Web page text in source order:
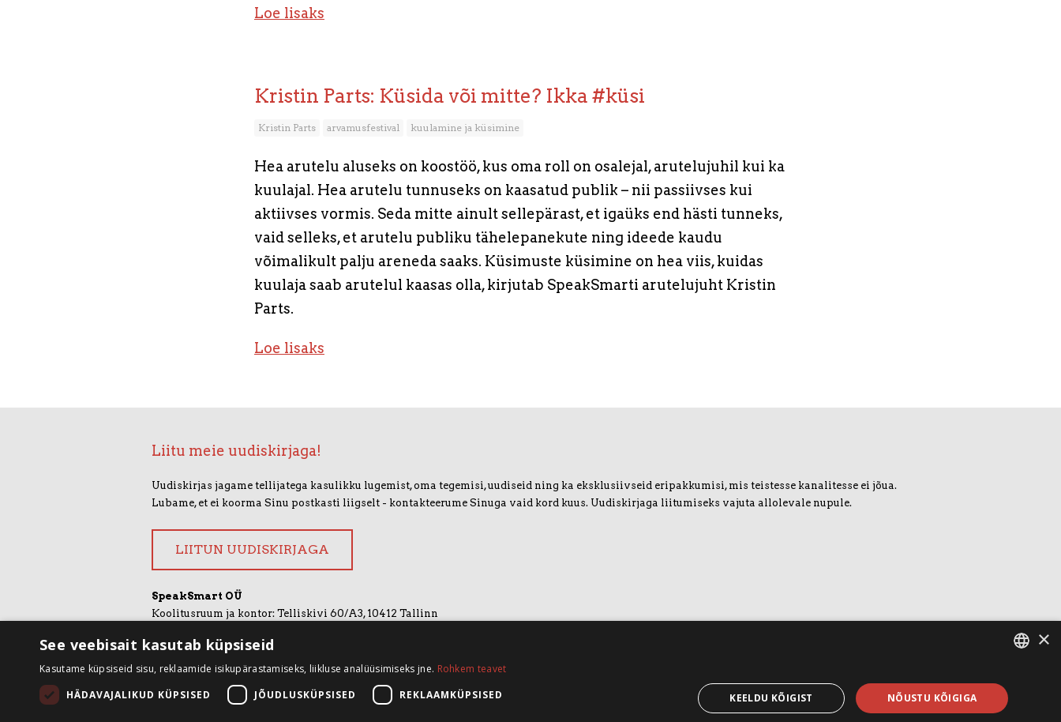
Loe lisaks
Kristin Parts: Küsida või mitte? Ikka #küsi
Kristin Parts arvamusfestival kuulamine ja küsimine
Hea arutelu aluseks on koostöö, kus oma roll on osalejal, arutelujuhil kui ka
kuulajal. Hea arutelu tunnuseks on kaasatud publik – nii passiivses kui
aktiivses vormis. Seda mitte ainult sellepärast, et igaüks end hästi tunneks,
vaid selleks, et arutelu publiku tähelepanekute ning ideede kaudu
võimalikult palju areneda saaks. Küsimuste küsimine on hea viis, kuidas
kuulaja saab arutelul kaasas olla, kirjutab SpeakSmarti arutelujuht Kristin
Parts.
Loe lisaks
Liitu meie uudiskirjaga!
Uudiskirjas jagame tellijatega kasulikku lugemist, oma tegemisi, uudiseid ning ka eksklusiivseid eripakkumisi, mis teistesse kanalitesse ei jõua.
Lubame, et ei koorma Sinu postkasti liigselt - kontakteerume Sinuga vaid kord kuus. Uudiskirjaga liitumiseks vajuta allolevale nupule.
LIITUN UUDISKIRJAGA
SpeakSmart OÜ
Koolitusruum ja kontor: Telliskivi 60/A3, 10412 Tallinn
info@speaksmart.ee
Leia meid sotsiaalmeediast:
Facebook
ESTONIAN
ENGLISH
×
See veebisait kasutab küpsiseid
Kasutame küpsiseid sisu, reklaamide isikupärastamiseks, liikluse analüüsimiseks jne. Rohkem teavet
HÄDAVAJALIKUD KÜPSISED
JÕUDLUSKÜPSISED REKLAAMKÜPSISED NÕUSTU KÕIGIGA
KEELDU KÕIGIST